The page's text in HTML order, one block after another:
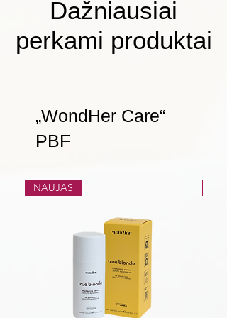
Dažniausiai
perkami produktai
„WondHer Care“
PBF
NAUJAS